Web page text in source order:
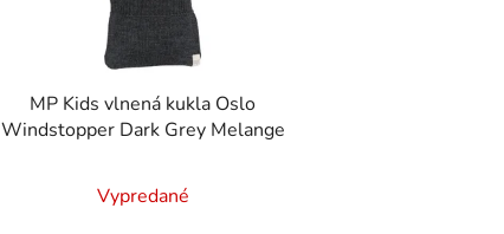
MP Kids vlnená kukla Oslo
Windstopper Dark Grey Melange
Vypredané